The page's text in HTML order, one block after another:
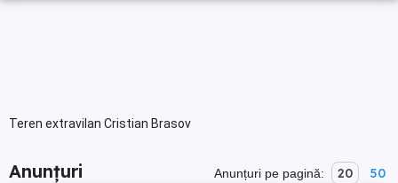
Teren extravilan Cristian Brasov
Anunțuri Anunțuri pe pagină: 20 50